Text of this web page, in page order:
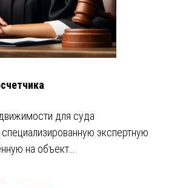
для суда
экспертную
на объект…